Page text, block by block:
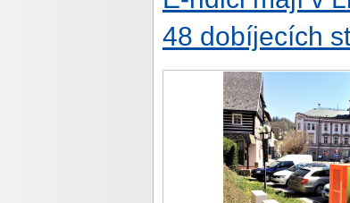
48 dobíjecích